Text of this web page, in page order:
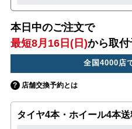
本日中のご注文で
最短8月16日(日)から取
全国4000店
店舗交換予約とは
タイヤ4本・ホイール4本送